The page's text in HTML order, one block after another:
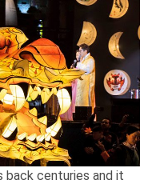
back centuries and it